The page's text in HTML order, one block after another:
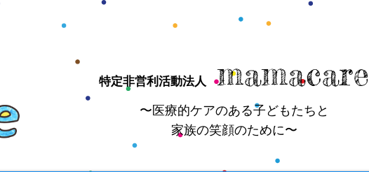
特定非営利活動法人 mamacare
〜医療的ケアのある子どもたちと
家族の笑顔のために〜